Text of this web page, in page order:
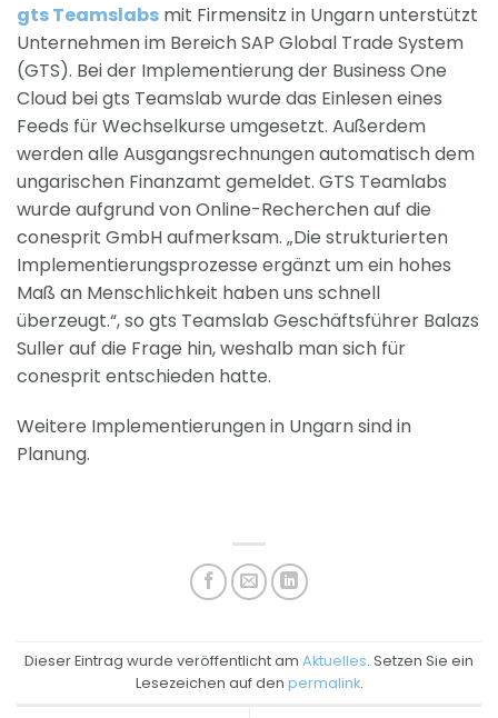
gts Teamslabs mit Firmensitz in Ungarn unterstützt
Unternehmen im Bereich SAP Global Trade System
(GTS). Bei der Implementierung der Business One
Cloud bei gts Teamslab wurde das Einlesen eines
Feeds für Wechselkurse umgesetzt. Außerdem
werden alle Ausgangsrechnungen automatisch dem
ungarischen Finanzamt gemeldet. GTS Teamlabs
wurde aufgrund von Online-Recherchen auf die
conesprit GmbH aufmerksam. „Die strukturierten
Implementierungsprozesse ergänzt um ein hohes
Maß an Menschlichkeit haben uns schnell
überzeugt.“, so gts Teamslab Geschäftsführer Balazs
Suller auf die Frage hin, weshalb man sich für
conesprit entschieden hatte.
Weitere Implementierungen in Ungarn sind in
Planung.
Dieser Eintrag wurde veröffentlicht am Aktuelles. Setzen Sie ein
Lesezeichen auf den permalink.